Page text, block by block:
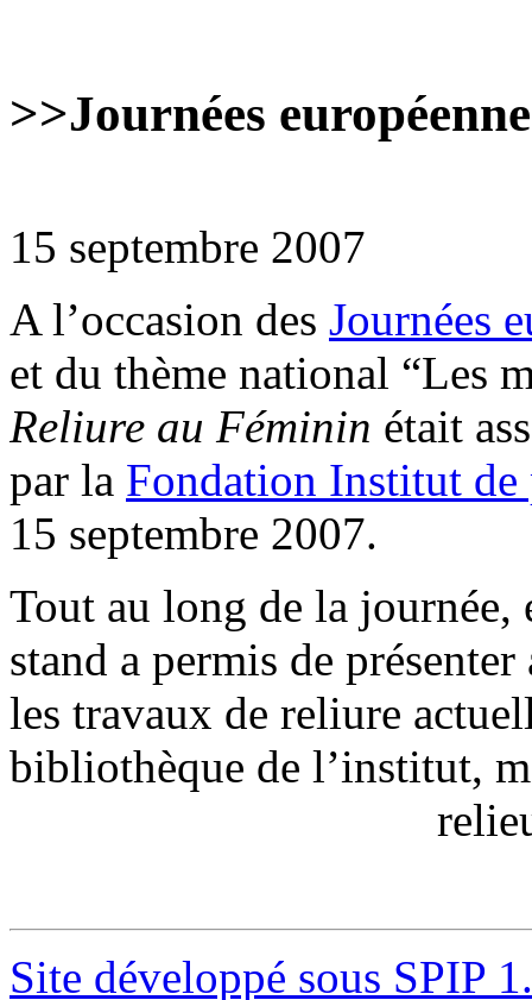
>>Journées
15 septembre 2007
A l’occasion des Journées
et du thème national “Les
Reliure au Féminin était
par la Fondation Institut
15 septembre 2007.
Tout au long de la journée,
stand a permis de
les travaux de reliure
bibliothèque de l’institut,
Site développé sous SPIP